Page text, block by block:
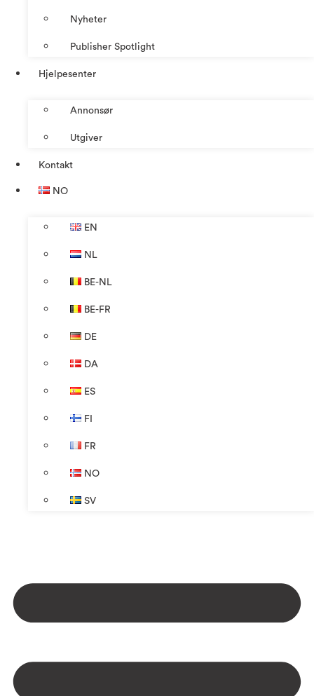
Nyheter
Publisher Spotlight
Hjelpesenter
Annonsør
Utgiver
Kontakt
NO
EN
NL
BE-NL
BE-FR
DE
DA
ES
FI
FR
NO
SV